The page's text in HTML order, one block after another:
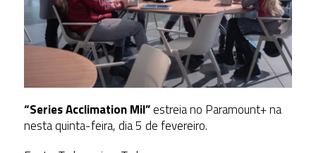
“Series Acclimation Mil”estreia no Paramount+ na
nesta quinta-feira, dia 5 de fevereiro.